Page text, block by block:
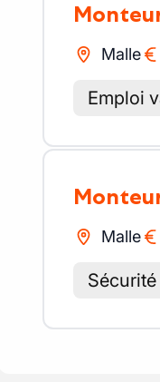
Malle
Emploi
Malle